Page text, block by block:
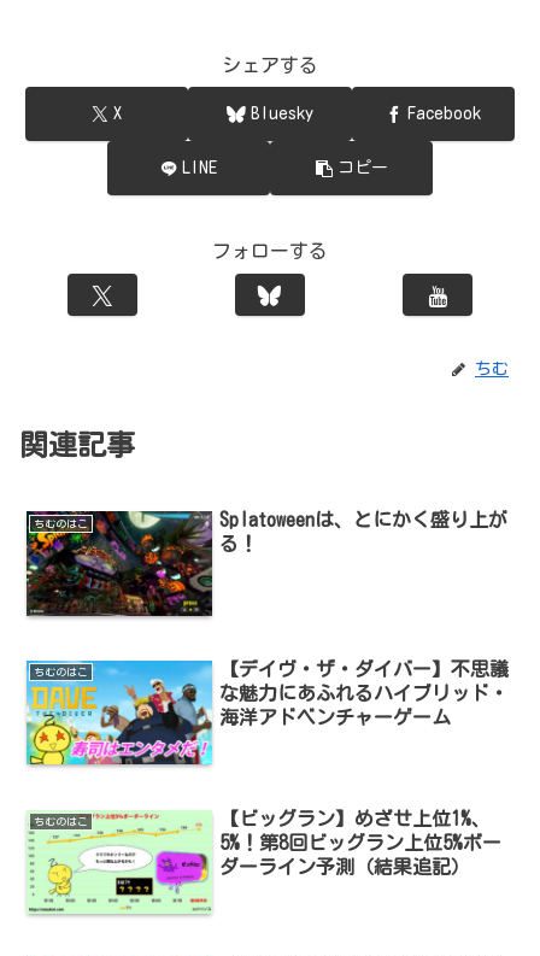
シェアする
X Bluesky Facebook
LINE コピー
フォローする
ちむ
関連記事
ちむのはこ
Splatoweenは、とにかく盛り上が
る！
ちむのはこ
【デイヴ・ザ・ダイバー】不思議
な魅力にあふれるハイブリッド・
海洋アドベンチャーゲーム
ちむのはこ
【ビッグラン】めざせ上位1%､
5%！第8回ビッグラン上位5%ボー
ダーライン予測（結果追記）